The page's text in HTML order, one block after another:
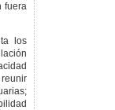
fuera
los